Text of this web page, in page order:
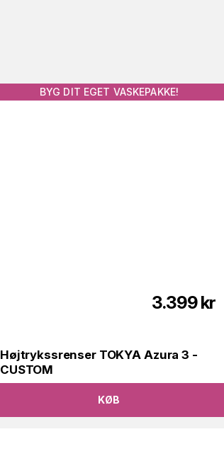
BYG DIT EGET VASKEPAKKE!
3.399kr
Højtrykssrenser TOKYA Azura 3 -
CUSTOM
KØB